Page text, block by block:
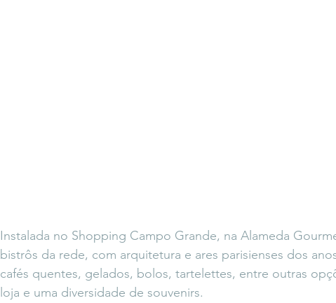
Instalada no Shopping Campo Grande, na Alameda
bistrôs da rede, com arquitetura e ares parisienses dos
cafés quentes, gelados, bolos, tartelettes, entre outras
loja e uma diversidade de souvenirs.